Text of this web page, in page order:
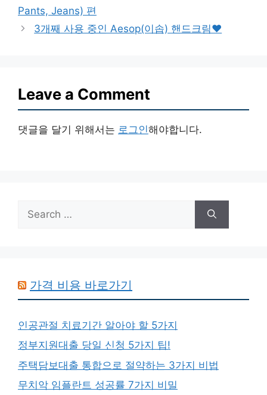
Pants, Jeans) 편
3개째 사용 중인 Aesop(이솝) 핸드크림♥
Leave a Comment
댓글을 달기 위해서는 로그인해야합니다.
for:
가격 비용 바로가기
인공관절 치료기간 알아야 할 5가지
정부지원대출 당일 신청 5가지 팁!
주택담보대출 통합으로 절약하는 3가지 비법
무치악 임플란트 성공률 7가지 비밀